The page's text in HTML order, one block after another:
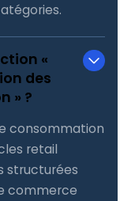
«
des
» ?
consommation
retail
structurées
commerce